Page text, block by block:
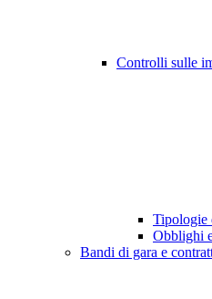
Controlli sulle
Tipologie
Obblighi
Bandi di gara e